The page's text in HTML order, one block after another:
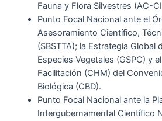
Fauna y Flora Silvestres (AC-
Punto Focal Nacional ante el
Asesoramiento Científico,
(SBSTTA); la Estrategia Global
Especies Vegetales (GSPC) y
Facilitación (CHM) del
Biológica (CBD).
Punto Focal Nacional ante la
Intergubernamental Científico